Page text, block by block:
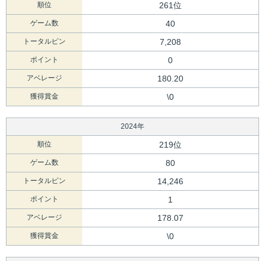
順位 261位
ゲーム数 40
トータルピン 7,208
ポイント 0
アベレージ 180.20
獲得賞金 \0
2024年
順位 219位
ゲーム数 80
トータルピン 14,246
ポイント 1
アベレージ 178.07
獲得賞金 \0